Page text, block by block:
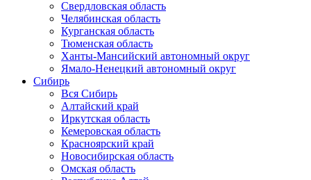
Свердловская область
Челябинская область
Курганская область
Тюменская область
Ханты-Мансийский автономный округ
Ямало-Ненецкий автономный округ
Сибирь
Вся Сибирь
Алтайский край
Иркутская область
Кемеровская область
Красноярский край
Новосибирская область
Омская область